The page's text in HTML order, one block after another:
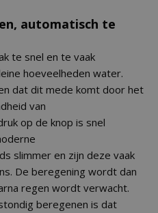
automatisch te
te snel en te vaak
hoeveelheden water.
dat dit mede komt door het
van
op de knop is snel
slimmer en zijn deze vaak
De beregening wordt dan
regen wordt verwacht.
beregenen is dat